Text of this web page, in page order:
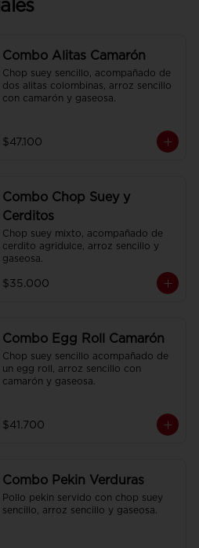
Combo Alitas Camarón
Chop suey sencillo, acompañado de
dos alitas colombinas, arroz sencillo
con camarón y gaseosa.
$47.100
Combo Chop Suey y
Cerditos
Chop suey mixto, acompañado de
cerdito agridulce, arroz sencillo y
gaseosa.
$35.000
Combo Egg Roll Camarón
Chop suey sencillo acompañado de
un egg roll, arroz sencillo con
camarón y gaseosa.
$41.700
Combo Pekin Verduras
Pollo pekin servido con chop suey
sencillo, arroz sencillo y gaseosa.